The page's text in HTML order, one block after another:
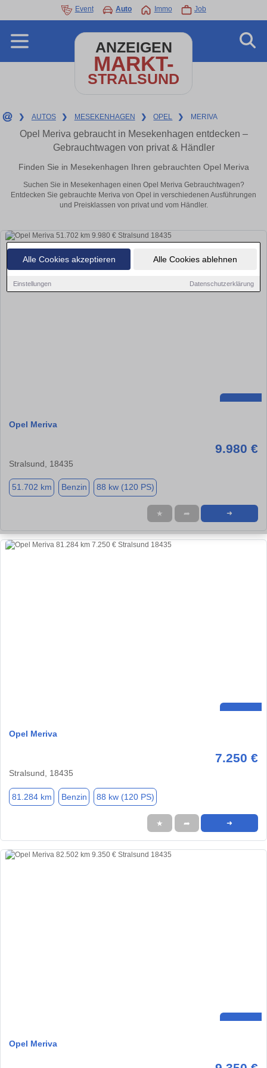
Alle Cookies akzeptieren Alle Cookies ablehnen
Einstellungen Datenschutzerklärung
Event Auto Immo Job
ANZEIGEN
MARKT-
STRALSUND
❯ AUTOS ❯ MESEKENHAGEN ❯ OPEL ❯ MERIVA
Opel Meriva gebraucht in Mesekenhagen entdecken –
Gebrauchtwagen von privat & Händler
Finden Sie in Mesekenhagen Ihren gebrauchten Opel Meriva
Suchen Sie in Mesekenhagen einen Opel Meriva Gebrauchtwagen?
Entdecken Sie gebrauchte Meriva von Opel in verschiedenen Ausführungen
und Preisklassen von privat und vom Händler.
Opel Meriva
9.980 €
Stralsund, 18435
51.702 km Benzin 88 kw (120 PS)
★ ➦ ➜
Opel Meriva
7.250 €
Stralsund, 18435
81.284 km Benzin 88 kw (120 PS)
★ ➦ ➜
Opel Meriva